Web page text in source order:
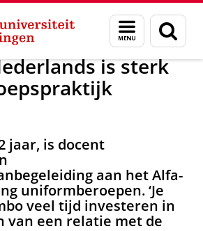
Menu
en
zoeken
Nederlands en Neerlandistiek
is sterk
jaar, is docent
aan het Alfa-
uniformberoepen. ‘Je
veel tijd investeren in
van een relatie met de